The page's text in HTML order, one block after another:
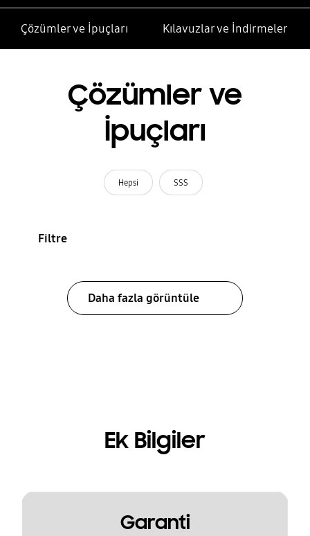
Çözümler ve İpuçları Kılavuzlar ve İndirmeler
Çözümler ve
İpuçları
Hepsi SSS
Filtre
Daha fazla görüntüle
Ek Bilgiler
Garanti